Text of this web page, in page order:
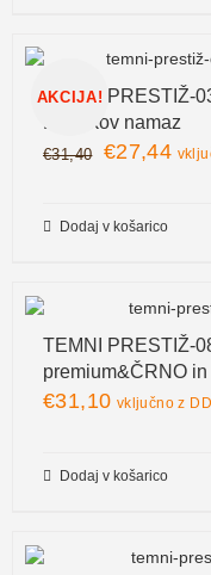
AKCIJA!
TEMNI PRESTIŽ-
Lešnikov namaz
€31,40 €27,44
Dodaj v košarico
TEMNI PRESTIŽ-
premium&ČRNO
€31,10 vključno z
Dodaj v košarico